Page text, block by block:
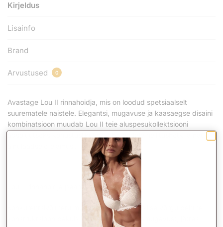
Kirjeldus
Lisainfo
Brand
Arvustused 0
Avastage Lou II rinnahoidja, mis on loodud spetsiaalselt
suurematele naistele. Elegantsi, mugavuse ja kaasaegse disaini
kombinatsioon muudab Lou II teie aluspesukollektsiooni
absoluutseks kohustuslikuks. Luba endale hellitushetk ja naudi
Lou II rinnahoidja peamised omadused:
Konkurentsivõimetu mugavus: õrna ja stabiilse võrgu pehme
konstruktsioon pakub ületamatut kandmismugavust, jättes